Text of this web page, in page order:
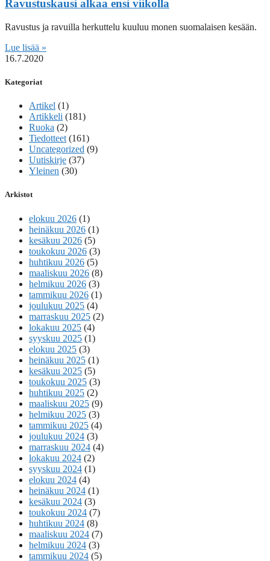
Ravustuskausi alkaa ensi viikolla
Ravustus ja ravuilla herkuttelu kuuluu monen suomalaisen kesään.
Lue lisää »
16.7.2020
Kategoriat
Artikel (1)
Artikkeli (181)
Ruoka (2)
Tiedotteet (161)
Uncategorized (9)
Uutiskirje (37)
Yleinen (30)
Arkistot
elokuu 2026 (1)
heinäkuu 2026 (1)
kesäkuu 2026 (5)
toukokuu 2026 (3)
huhtikuu 2026 (5)
maaliskuu 2026 (8)
helmikuu 2026 (3)
tammikuu 2026 (1)
joulukuu 2025 (4)
marraskuu 2025 (2)
lokakuu 2025 (4)
syyskuu 2025 (1)
elokuu 2025 (3)
heinäkuu 2025 (1)
kesäkuu 2025 (5)
toukokuu 2025 (3)
huhtikuu 2025 (2)
maaliskuu 2025 (9)
helmikuu 2025 (3)
tammikuu 2025 (4)
joulukuu 2024 (3)
marraskuu 2024 (4)
lokakuu 2024 (2)
syyskuu 2024 (1)
elokuu 2024 (4)
heinäkuu 2024 (1)
kesäkuu 2024 (3)
toukokuu 2024 (7)
huhtikuu 2024 (8)
maaliskuu 2024 (7)
helmikuu 2024 (3)
tammikuu 2024 (5)